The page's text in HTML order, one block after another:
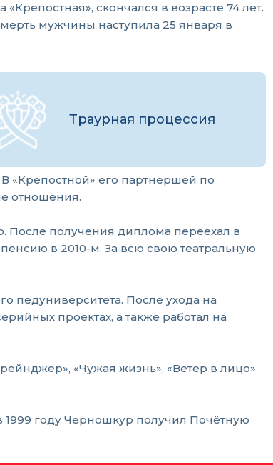
скончался в возрасте 74 лет.
мужчины наступила 25 января в
Траурная процессия
«Крепостной» его партнершей по
отношения.
После получения диплома переехал в
в 2010-м. За всю свою театральную
педуниверситета. После ухода на
проектах, а также работал на
«Чужая жизнь», «Ветер в лицо»
1999 году Черношкур получил Почётную